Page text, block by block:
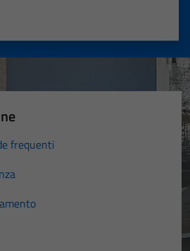
5 stelle su 5
su 5
su 5
frequenti